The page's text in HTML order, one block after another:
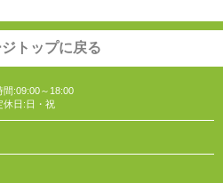
トップに戻る
間:09:00～18:00
休日:日・祝